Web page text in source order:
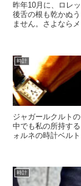
昨年10月に、ロレ
後舌の根も乾かぬ
ません。さよなら
時計
ジャガールクルト
中でも私の所持す
ォルネの時計ベルト
時計